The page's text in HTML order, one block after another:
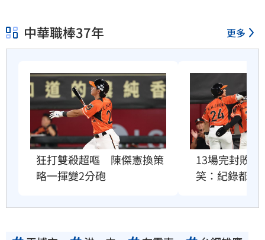
中華職棒37年 更多
狂打雙殺超嘔　陳傑憲換策
略一揮變2分砲
13場完封敗
笑：紀錄都破